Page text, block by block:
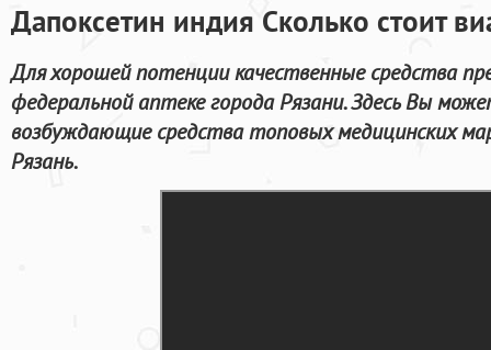
Дапоксетин индия Сколько стоит
Для хорошей потенции качественные средства
федеральной аптеке города Рязани. Здесь Вы
возбуждающие средства топовых медицинских
Рязань.